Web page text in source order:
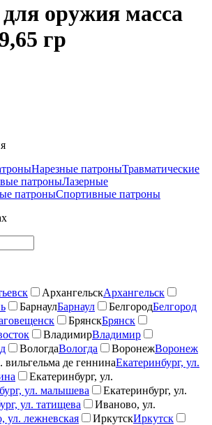
оружия масса
гр
Нарезные патроныТравматические
патроныЛазерные
патроныСпортивные патроны
АрхангельскАрхангельск
БарнаулБарнаул БелгородБелгород
БрянскБрянск
ВладимирВладимир
ВологдаВологда ВоронежВоронеж
вильгельма де геннинаЕкатеринбург, ул.
Екатеринбург, ул.
ул. малышева
Екатеринбург, ул.
ул. татищева
Иваново, ул.
ул. лежневская ИркутскИркутск